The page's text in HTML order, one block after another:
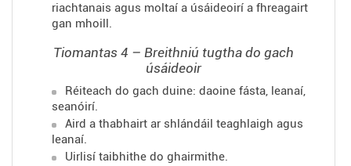
riachtanais agus moltaí a úsáideoirí a fhreagairt
gan mhoill.
Tiomantas 4 – Breithniú tugtha do gach
úsáideoir
Réiteach do gach duine: daoine fásta, leanaí,
seanóirí.
Aird a thabhairt ar shlándáil teaghlaigh agus
leanaí.
Uirlisí taibhithe do ghairmithe.